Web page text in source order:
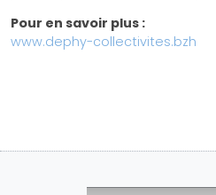
Pour en savoir plus :
www.dephy-collectivites.bzh